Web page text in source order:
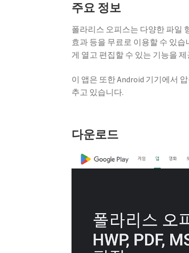
주요 정보
폴라리스 오피스는 다양한 파일
효과 등을 무료로 이용할 수 있
게 열고 편집할 수 있는 기능을
이 앱은 또한 Android 기기에서
추고 있습니다.
다운로드